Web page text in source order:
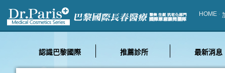
HOME
認識巴黎國際 推薦診所 最新消息